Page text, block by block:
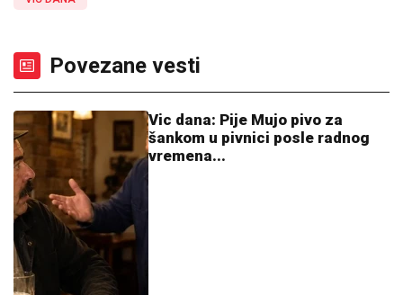
Povezane vesti
Vic dana: Pije Mujo pivo za
šankom u pivnici posle radnog
vremena...